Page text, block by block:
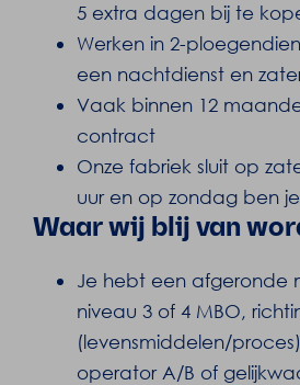
5 extra dagen bij te
Werken in 2-
een nachtdienst en
Vaak binnen 12
contract
Onze fabriek sluit op
uur en op zondag ben
Waar wij blij van
Je hebt een afgeronde
niveau 3 of 4 MBO,
(levensmiddelen/
operator A/B of